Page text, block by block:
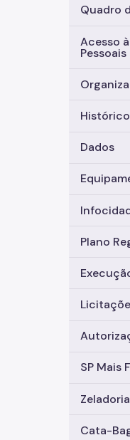
Quadro
Acesso
Pessoais
Histórico
Dados
Plano
SP Mais
Cata-